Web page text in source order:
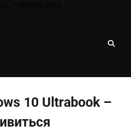
10 Ultrabook –